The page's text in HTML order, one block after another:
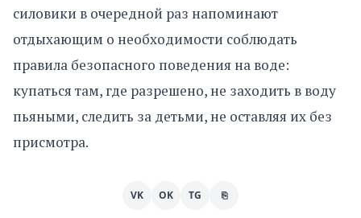
силовики в очередной раз напоминают
отдыхающим о необходимости соблюдать
правила безопасного поведения на воде:
купаться там, где разрешено, не заходить в воду
пьяными, следить за детьми, не оставляя их без
присмотра.
VK OK TG ⎘